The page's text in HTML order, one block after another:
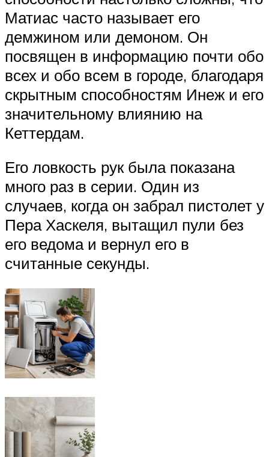
Матиас часто называет его
демжином или демоном. Он
посвящен в информацию почти обо
всех и обо всем в городе, благодаря
скрытным способностям Инеж и его
значительному влиянию на
Кеттердам.
Его ловкость рук была показана
много раз в серии. Один из
случаев, когда он забрал пистолет у
Пера Хаскеля, вытащил пули без
его ведома и вернул его в
считанные секунды.